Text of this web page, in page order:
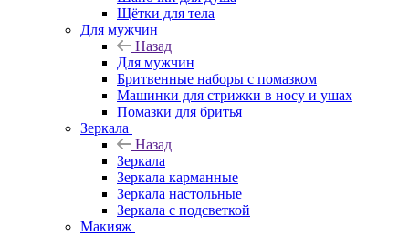
Щётки для тела
Для мужчин
Назад
Для мужчин
Бритвенные наборы с помазком
Машинки для стрижки в носу и ушах
Помазки для бритья
Зеркала
Назад
Зеркала
Зеркала карманные
Зеркала настольные
Зеркала с подсветкой
Макияж